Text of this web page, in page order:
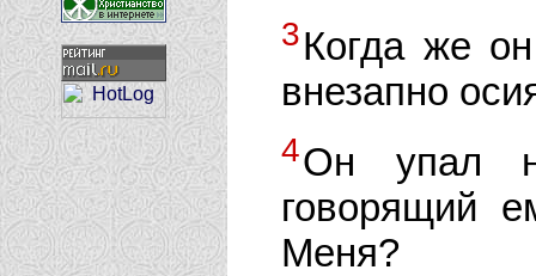
3Когда же
внезапно
4Он упал
говорящий
Меня?